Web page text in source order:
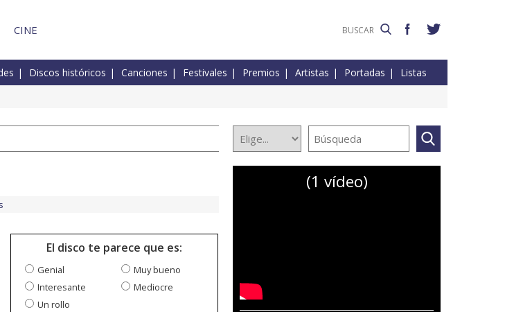
CINE
Discos históricos Canciones Festivales Premios Artistas Portadas Listas
El disco te parece que es:
Genial
Muy bueno
Interesante
Mediocre
Un rollo
(1 vídeo)